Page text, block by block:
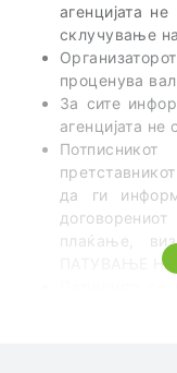
агенцијата
склучување
проценува
За сите
агенцијата не
да ги
плаќање,
ПАТУВАЊЕ